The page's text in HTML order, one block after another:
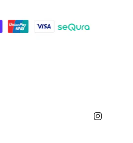
Instagram